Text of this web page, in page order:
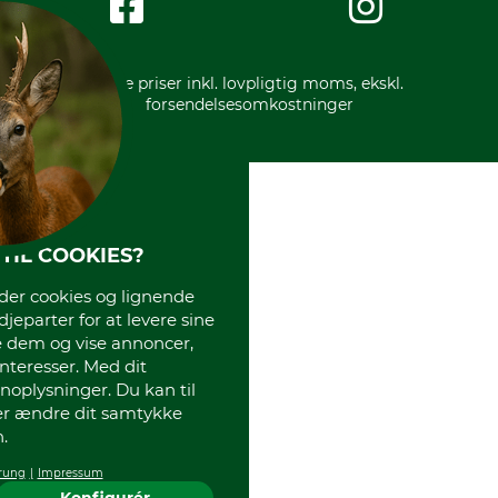
Gratis returlabel
* Alle priser inkl. lovpligtig moms, ekskl.
forsendelsesomkostninger
COOKIES?
cookies og lignende
for at levere sine
og vise annoncer,
Med dit
Du kan til
ændre dit samtykke
Impressum